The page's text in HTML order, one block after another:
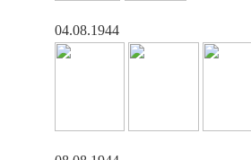
04.08.1944